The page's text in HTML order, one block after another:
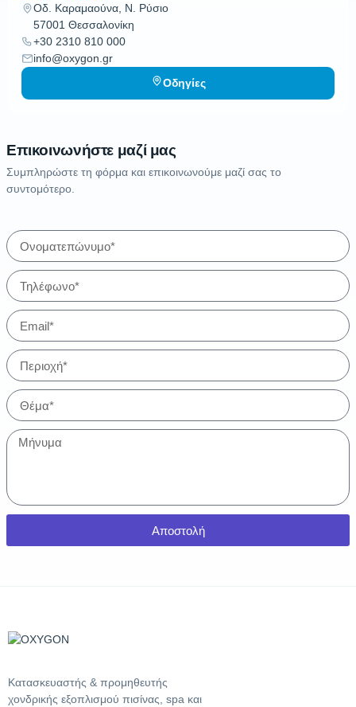
Οδ. Καραμαούνα, Ν. Ρύσιο
57001 Θεσσαλονίκη
+30 2310 810 000
info@oxygon.gr
Οδηγίες
Επικοινωνήστε μαζί μας
Συμπληρώστε τη φόρμα και επικοινωνούμε μαζί σας το
συντομότερο.
Αποστολή
Κατασκευαστής & προμηθευτής
χονδρικής εξοπλισμού πισίνας, spa και